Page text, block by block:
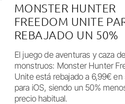
MONSTER HUNTER
FREEDOM UNITE
REBAJADO UN 50%
El juego de aventuras y caza de
monstruos: Monster Hunter
Unite está rebajado a 6,99€ en
para iOS, siendo un 50%
precio habitual.